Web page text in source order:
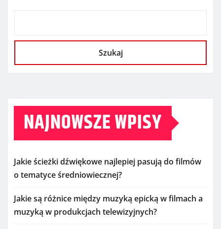
Szukaj
NAJNOWSZE WPISY
Jakie ścieżki dźwiękowe najlepiej pasują do filmów
o tematyce średniowiecznej?
Jakie są różnice między muzyką epicką w filmach a
muzyką w produkcjach telewizyjnych?